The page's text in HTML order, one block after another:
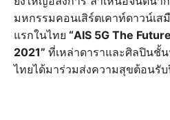
มหกรรมคอนเสิร์ตเคาท์ดาวน์เ
แรกในไทย “AIS 5G The
2021” ที่เหล่าดาราและศิลปินชั้น
ไทยได้มาร่วมส่งความสุขต้อนรั